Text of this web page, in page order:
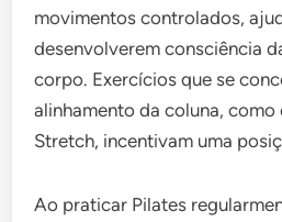
movimentos controlados,
desenvolverem consciência
corpo. Exercícios que se
alinhamento da coluna,
Stretch, incentivam uma
Ao praticar Pilates